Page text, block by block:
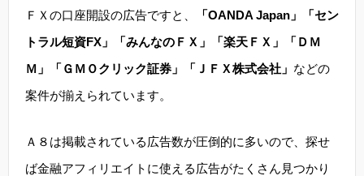
ＦＸの口座開設の広告ですと、
「OANDA Japan」「セン
トラル短資FX」「みんなのＦＸ」「楽天ＦＸ」「ＤＭ
Ｍ」「ＧＭＯクリック証券」「ＪＦＸ株式会社」 などの
案件が揃えられています。
Ａ８は掲載されている広告数が圧倒的に多いので、探せ
ば金融アフィリエイトに使える広告がたくさん見つかり